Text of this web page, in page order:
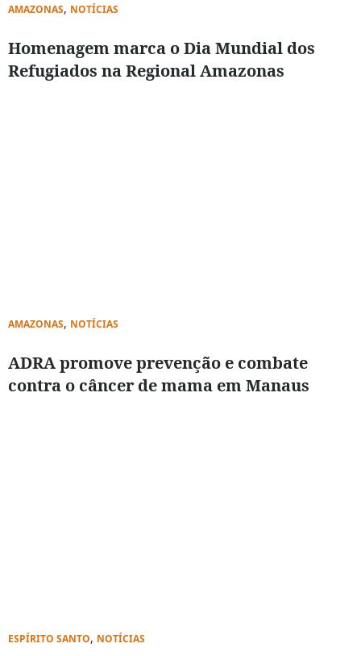
AMAZONAS, NOTÍCIAS
Homenagem marca o Dia Mundial dos
Refugiados na Regional Amazonas
AMAZONAS, NOTÍCIAS
ADRA promove prevenção e combate
contra o câncer de mama em Manaus
ESPÍRITO SANTO, NOTÍCIAS